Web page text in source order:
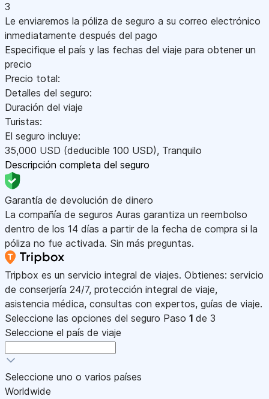
3
Le enviaremos la póliza de seguro a su correo electrónico
inmediatamente después del pago
Especifique el país y las fechas del viaje para obtener un
precio
Precio total:
Detalles del seguro:
Duración del viaje
Turistas:
El seguro incluye:
35,000 USD (deducible 100 USD), Tranquilo
Descripción completa del seguro
Garantía de devolución de dinero
La compañía de seguros Auras garantiza un reembolso
dentro de los 14 días a partir de la fecha de compra si la
póliza no fue activada. Sin más preguntas.
Tripbox es un servicio integral de viajes. Obtienes: servicio
de conserjería 24/7, protección integral de viaje,
asistencia médica, consultas con expertos, guías de viaje.
Seleccione las opciones del seguro Paso 1 de 3
Seleccione el país de viaje
Seleccione uno o varios países
Worldwide